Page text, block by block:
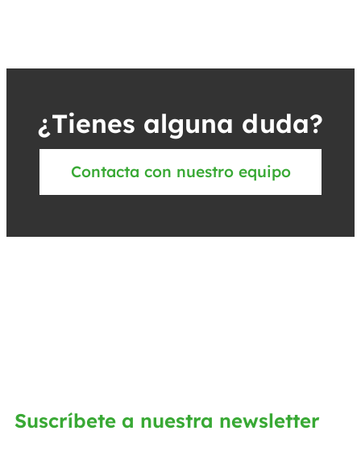
¿Tienes alguna duda?
Contacta con nuestro equipo
Suscríbete a nuestra newsletter